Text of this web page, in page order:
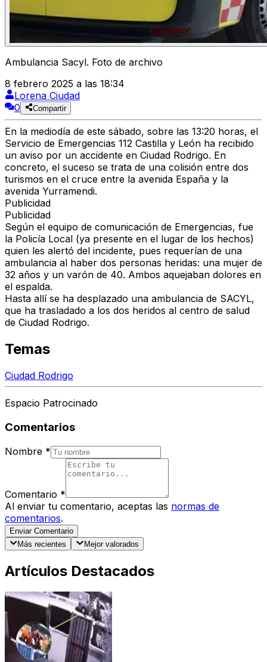
Ambulancia Sacyl. Foto de archivo
8 febrero 2025 a las 18:34
Lorena Ciudad
0
Compartir
En la mediodía de este sábado, sobre las 13:20 horas, el
Servicio de Emergencias 112 Castilla y León ha recibido
un aviso por un accidente en Ciudad Rodrigo. En
concreto, el suceso se trata de una colisión entre dos
turismos en el cruce entre la avenida España y la
avenida Yurramendi.
Publicidad
Publicidad
Según el equipo de comunicación de Emergencias, fue
la Policía Local (ya presente en el lugar de los hechos)
quien les alertó del incidente, pues requerían de una
ambulancia al haber dos personas heridas: una mujer de
32 años y un varón de 40. Ambos aquejaban dolores en
el espalda.
Hasta allí se ha desplazado una ambulancia de SACYL,
que ha trasladado a los dos heridos al centro de salud
de Ciudad Rodrigo.
Temas
Ciudad Rodrigo
Espacio Patrocinado
Comentarios
Nombre *
Comentario *
Al enviar tu comentario, aceptas las normas de
comentarios.
Enviar Comentario
Más recientes
Mejor valorados
Artículos Destacados